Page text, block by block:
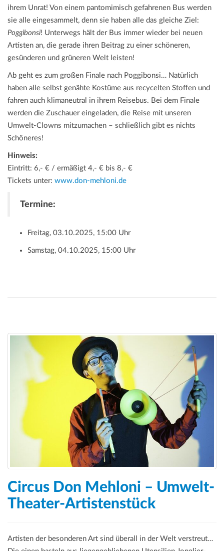
ihrem Unrat! Von einem pantomimisch gefahrenen Bus werden
sie alle eingesammelt, denn sie haben alle das gleiche Ziel:
Poggibonsi! Unterwegs hält der Bus immer wieder bei neuen
Artisten an, die gerade ihren Beitrag zu einer schöneren,
gesünderen und grüneren Welt leisten!
Ab geht es zum großen Finale nach Poggibonsi… Natürlich
haben alle selbst genähte Kostüme aus recycelten Stoffen und
fahren auch klimaneutral in ihrem Reisebus. Bei dem Finale
werden die Zuschauer eingeladen, die Reise mit unseren
Umwelt-Clowns mitzumachen – schließlich gibt es nichts
Schöneres!
Hinweis:
Eintritt: 6,- € / ermäßigt 4,- € bis 8,- €
Tickets unter: www.don-mehloni.de
Termine:
Freitag, 03.10.2025, 15:00 Uhr
Samstag, 04.10.2025, 15:00 Uhr
Circus Don Mehloni – Umwelt-
Theater-Artistenstück
Artisten der besonderen Art sind überall in der Welt verstreut…